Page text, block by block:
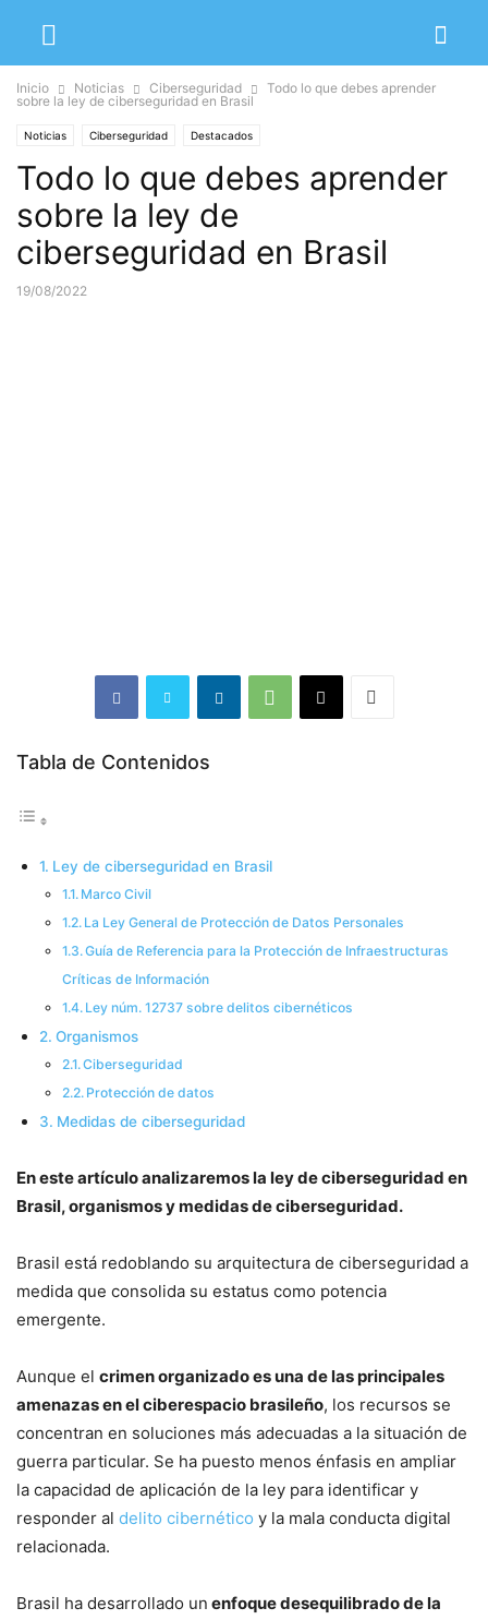
Inicio Noticias Ciberseguridad
Todo lo que debes aprender
sobre la ley de ciberseguridad en Brasil
Noticias Ciberseguridad Destacados
Todo lo que debes aprender
sobre la ley de
ciberseguridad en Brasil
19/08/2022
Tabla de Contenidos
Ley de ciberseguridad en Brasil
Marco Civil
La Ley General de Protección de Datos Personales
Guía de Referencia para la Protección de Infraestructuras
Críticas de Información
Ley núm. 12737 sobre delitos cibernéticos
Organismos
Ciberseguridad
Protección de datos
Medidas de ciberseguridad
En este artículo analizaremos la ley de ciberseguridad en
Brasil, organismos y medidas de ciberseguridad.
Brasil está redoblando su arquitectura de ciberseguridad a
medida que consolida su estatus como potencia
emergente.
Aunque el crimen organizado es una de las principales
amenazas en el ciberespacio brasileño, los recursos se
concentran en soluciones más adecuadas a la situación de
guerra particular. Se ha puesto menos énfasis en ampliar
la capacidad de aplicación de la ley para identificar y
responder al delito cibernético y la mala conducta digital
relacionada.
Brasil ha desarrollado un enfoque desequilibrado de la